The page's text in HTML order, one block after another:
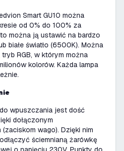
Smart GU10 można
od 0% do 100% za
można ją ustawić na bardzo
białe światło (6500K). Można
RGB, w którym można
kolorów. Każda lampa
wpuszczania jest dość
dołączonym
wago). Dzięki nim
ściemnianą żarówkę